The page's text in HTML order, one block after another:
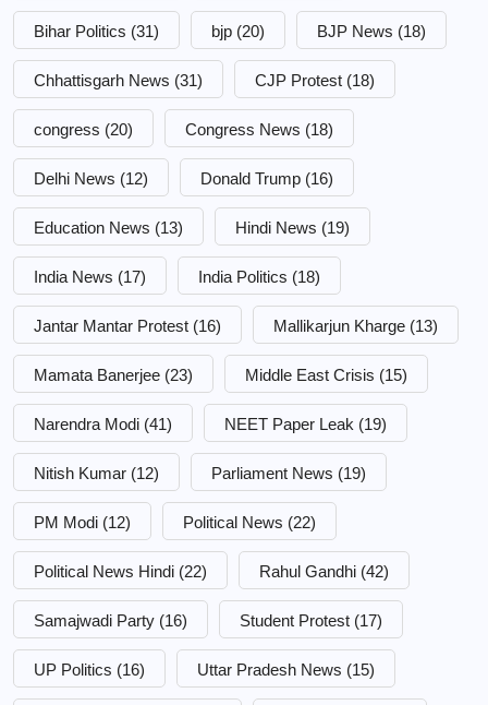
Bihar Politics (31) bjp (20) BJP News (18)
Chhattisgarh News (31) CJP Protest (18)
congress (20) Congress News (18)
Delhi News (12) Donald Trump (16)
Education News (13) Hindi News (19)
India News (17) India Politics (18)
Jantar Mantar Protest (16) Mallikarjun Kharge (13)
Mamata Banerjee (23) Middle East Crisis (15)
Narendra Modi (41) NEET Paper Leak (19)
Nitish Kumar (12) Parliament News (19)
PM Modi (12) Political News (22)
Political News Hindi (22) Rahul Gandhi (42)
Samajwadi Party (16) Student Protest (17)
UP Politics (16) Uttar Pradesh News (15)